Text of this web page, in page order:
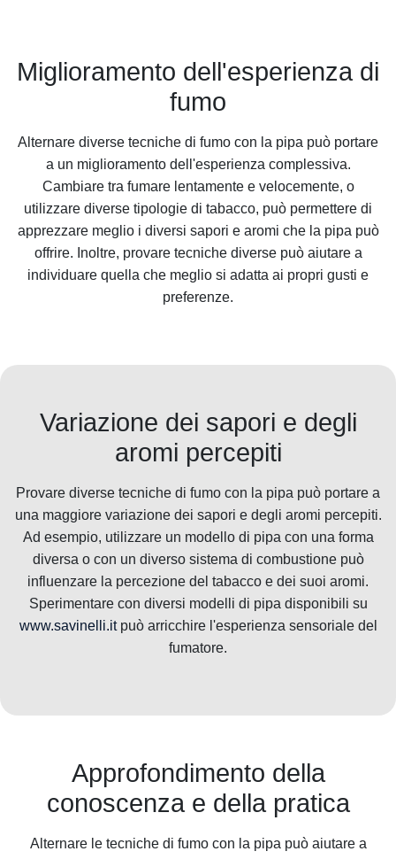
Miglioramento dell'esperienza di
fumo
Alternare diverse tecniche di fumo con la pipa può portare
a un miglioramento dell'esperienza complessiva.
Cambiare tra fumare lentamente e velocemente, o
utilizzare diverse tipologie di tabacco, può permettere di
apprezzare meglio i diversi sapori e aromi che la pipa può
offrire. Inoltre, provare tecniche diverse può aiutare a
individuare quella che meglio si adatta ai propri gusti e
preferenze.
Variazione dei sapori e degli
aromi percepiti
Provare diverse tecniche di fumo con la pipa può portare a
una maggiore variazione dei sapori e degli aromi percepiti.
Ad esempio, utilizzare un modello di pipa con una forma
diversa o con un diverso sistema di combustione può
influenzare la percezione del tabacco e dei suoi aromi.
Sperimentare con diversi modelli di pipa disponibili su
www.savinelli.itpuò arricchire l'esperienza sensoriale del
fumatore.
Approfondimento della
conoscenza e della pratica
Alternare le tecniche di fumo con la pipa può aiutare a